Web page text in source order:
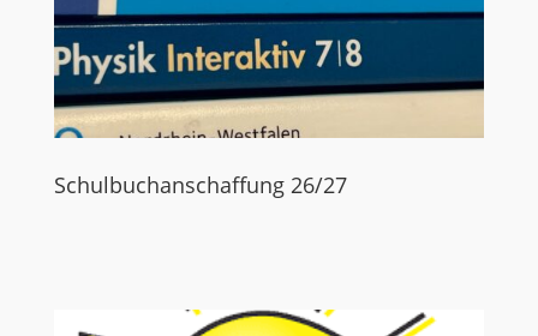
Schulbuchanschaffung 26/27